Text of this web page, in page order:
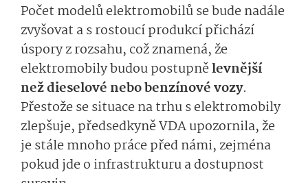
Počet modelů elektromobilů se bude nadále
zvyšovat a s rostoucí produkcí přichází
úspory z rozsahu, což znamená, že
elektromobily budou postupnělevnější
než dieselové nebo benzínové vozy.
Přestože se situace na trhu s elektromobily
zlepšuje, předsedkyně VDA upozornila, že
je stále mnoho práce před námi, zejména
pokud jde o infrastrukturu a dostupnost